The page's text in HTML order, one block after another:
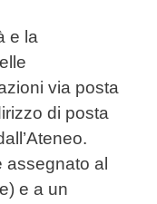
e la
via posta
di posta
assegnato al
e a un